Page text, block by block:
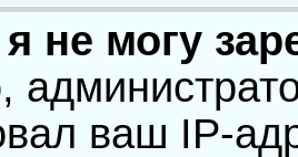
не могу
ваш IP-